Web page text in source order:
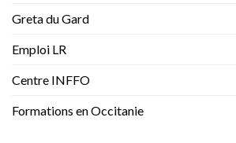
Greta du Gard
Emploi LR
Centre INFFO
Formations en Occitanie